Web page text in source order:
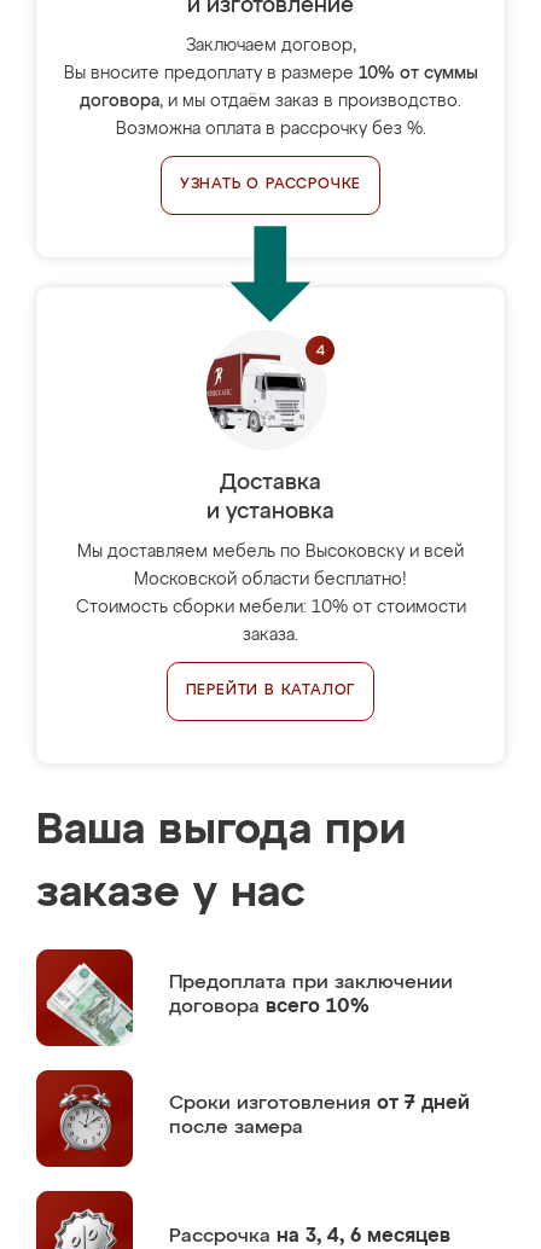
и изготовление
Заключаем договор,
Вы вносите предоплату в размере 10% от суммы
договора, и мы отдаём заказ в производство.
Возможна оплата в рассрочку без %.
УЗНАТЬ О РАССРОЧКЕ
Доставка
и установка
Мы доставляем мебель по Высоковску и всей
Московской области бесплатно!
Стоимость сборки мебели: 10% от стоимости
заказа.
ПЕРЕЙТИ В КАТАЛОГ
Ваша выгода при
заказе у нас
Предоплата при заключении
договора всего 10%
Сроки изготовления от 7 дней
после замера
Рассрочка на 3, 4, 6 месяцев